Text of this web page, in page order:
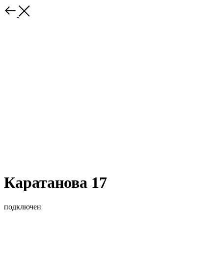
Каратанова 17
подключен